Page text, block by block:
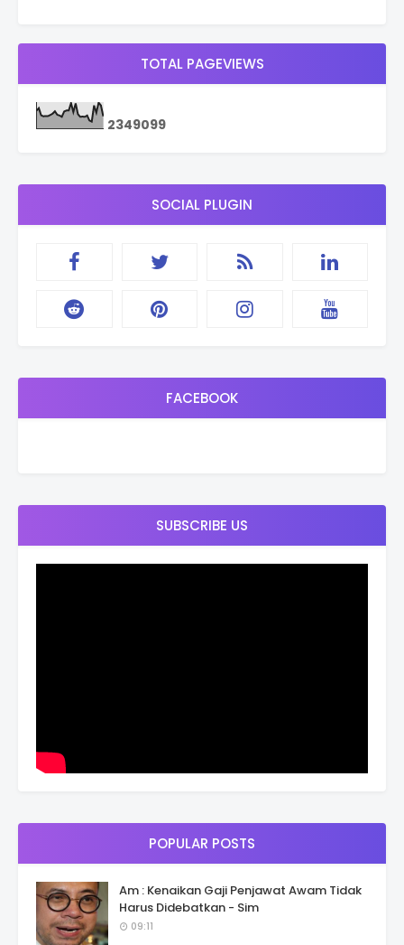
TOTAL PAGEVIEWS
2349099
SOCIAL PLUGIN
FACEBOOK
SUBSCRIBE US
POPULAR POSTS
Am : Kenaikan Gaji Penjawat Awam Tidak
Harus Didebatkan - Sim
09:11